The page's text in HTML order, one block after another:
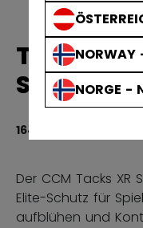
NORWAY
NORGE -
TACKS XR
164,90 €
Der CCM Tacks
Elite-Schutz für
aufblühen und